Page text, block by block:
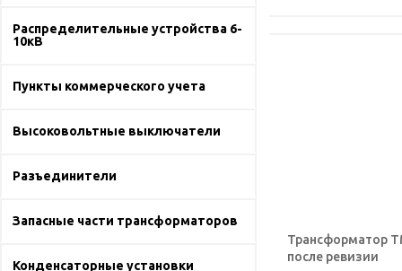
Распределительные устройства 6-
10кВ
Пункты коммерческого учета
Высоковольтные выключатели
Разъединители
Запасные части трансформаторов
Конденсаторные установки
Трансформатор
после ревизии